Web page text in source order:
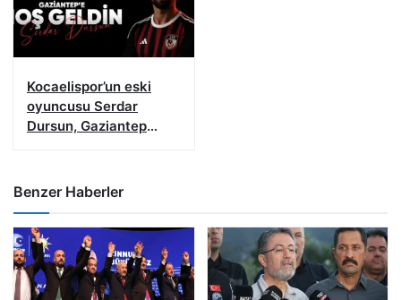
Kocaelispor’un eski
oyuncusu Serdar
Dursun, Gaziantep
Benzer Haberler